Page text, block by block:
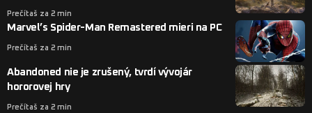
Prečítaš za 2 min
Marvel’s Spider-Man Remastered mieri na PC
Prečítaš za 2 min
Abandoned nie je zrušený, tvrdí vývojár
hororovej hry
Prečítaš za 2 min